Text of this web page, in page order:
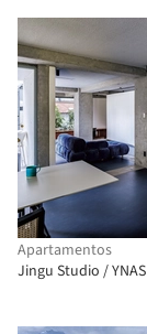
Apartamentos
Jingu Studio / YNAS